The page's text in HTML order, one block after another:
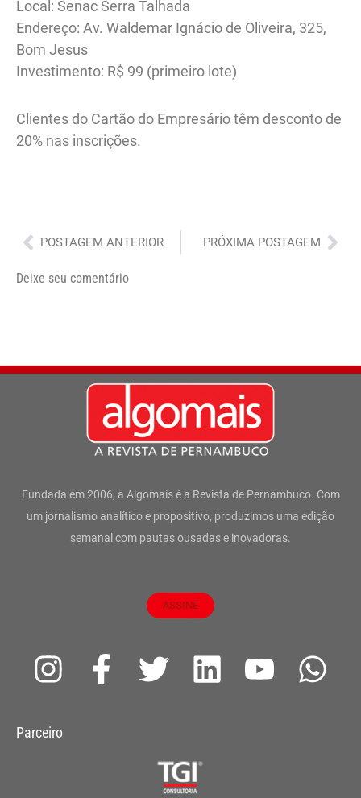
Local: Senac Serra Talhada
Endereço: Av. Waldemar Ignácio de Oliveira, 325,
Bom Jesus
Investimento: R$ 99 (primeiro lote)
Clientes do Cartão do Empresário têm desconto de
20% nas inscrições.
Anterior
POSTAGEM ANTERIOR PRÓXIMA POSTAGEM
Deixe seu comentário
Fundada em 2006, a Algomais é a Revista de Pernambuco. Com
um jornalismo analítico e propositivo, produzimos uma edição
semanal com pautas ousadas e inovadoras.
ASSINE
I
s
F
a
T
t
L
Y
W
Parceiro